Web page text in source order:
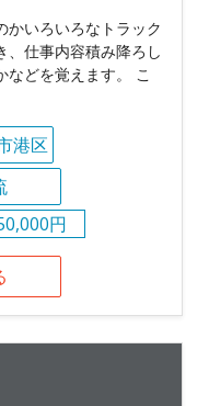
かいろいろなトラック
、仕事内容積み降ろし
などを覚えます。 こ
港区
円